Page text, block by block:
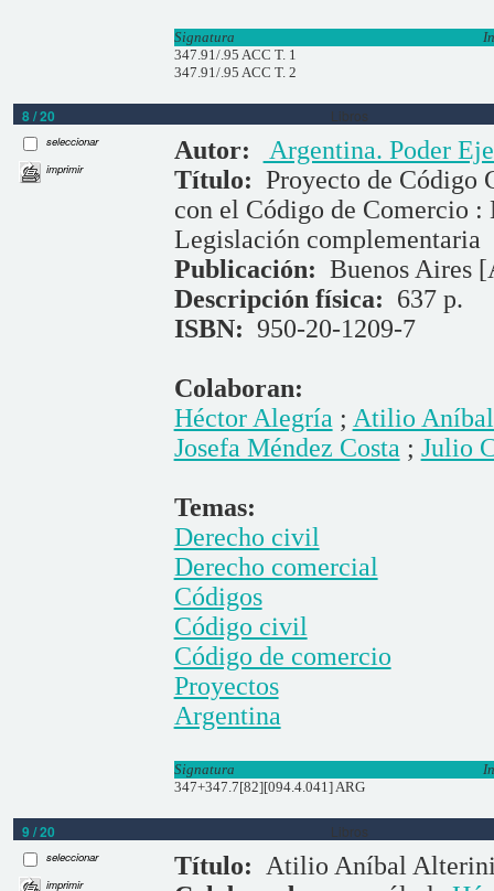
Signatura
347.91/.95 ACC T. 1
347.91/.95 ACC T. 2
8 / 20 Libros
seleccionar
imprimir
Autor:
Argentina. Poder
Título: Proyecto de Código
con el Código de Comercio :
Legislación complementaria
Publicación: Buenos Aires
Descripción física: 637 p.
ISBN: 950-20-1209-7
Colaboran:
Héctor Alegría; Atilio
Josefa Méndez Costa; Julio
Temas:
Derecho civil
Derecho comercial
Códigos
Código civil
Código de comercio
Proyectos
Argentina
Signatura
347+347.7[82][094.4.041] ARG
9 / 20 Libros
seleccionar
imprimir
Título: Atilio Aníbal Alterini